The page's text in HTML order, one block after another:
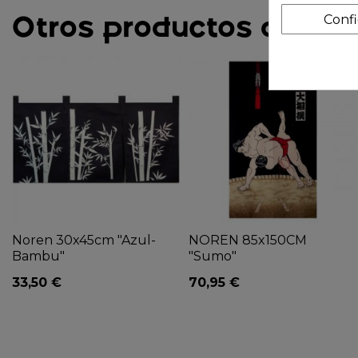
Otros productos de la
Noren 30x45cm "Azul-
Bambu"
33,50 €
NOREN 85x150CM
"Sumo"
70,95 €